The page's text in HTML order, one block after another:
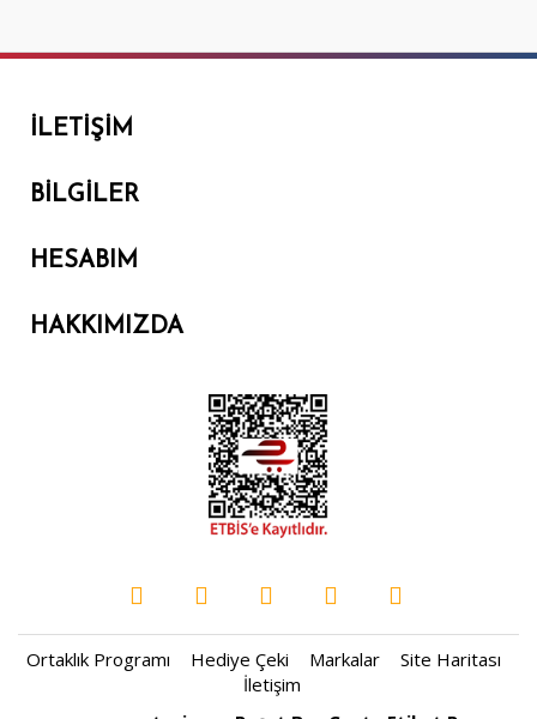
İLETIŞIM
BILGILER
HESABIM
HAKKIMIZDA
Ortaklık Programı Hediye Çeki Markalar
Site Haritası
İletişim